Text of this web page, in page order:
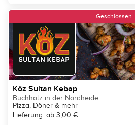
Geschlossen
Köz Sultan Kebap
Buchholz in der Nordheide
Pizza, Döner & mehr
Lieferung: ab 3,00 €